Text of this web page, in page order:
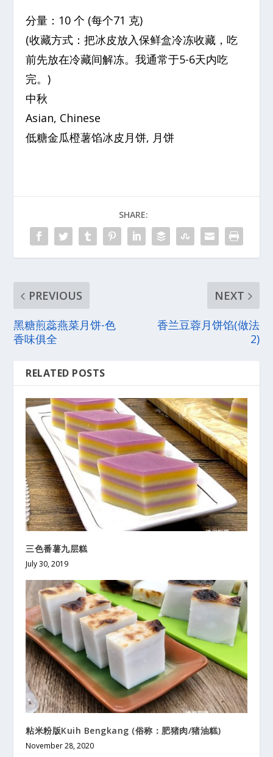
分量：10 个 (每个71 克)
(收藏方式：把冰皮放入保鲜盒冷冻收藏，吃
前先放在冷藏间解冻。我通常于5-6天内吃
完。)
中秋
Asian, Chinese
低糖金瓜橙薯馅冰皮月饼, 月饼
SHARE:
PREVIOUS
黑糖煎蕊燕菜月饼-色
香味俱全
NEXT
香兰豆蓉月饼馅(做法
2)
RELATED POSTS
三色番薯九层糕
July 30, 2019
粘米粉版Kuih Bengkang (俗称：肥猪肉/猪油糕)
November 28, 2020